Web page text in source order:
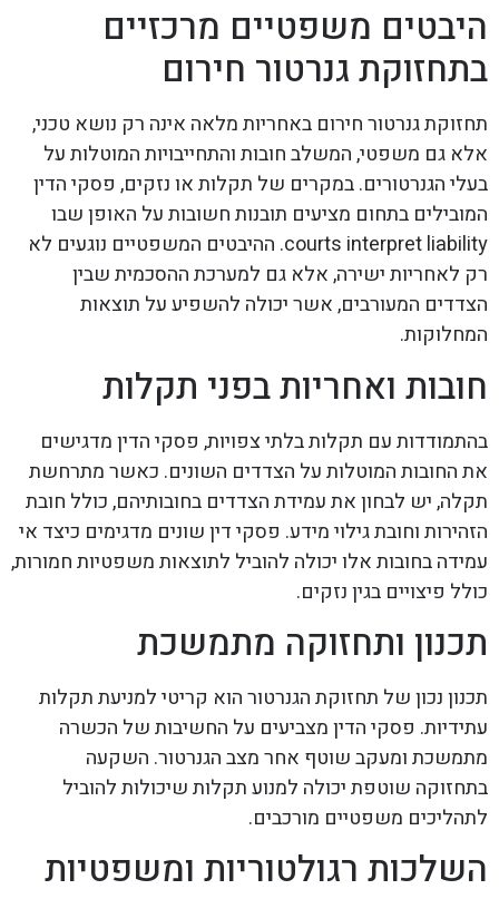
היבטים משפטיים מרכזיים
בתחזוקת גנרטור חירום
תחזוקת גנרטור חירום באחריות מלאה אינה רק נושא טכני,
אלא גם משפטי, המשלב חובות והתחייבויות המוטלות על
בעלי הגנרטורים. במקרים של תקלות או נזקים, פסקי הדין
המובילים בתחום מציעים תובנות חשובות על האופן שבו
courts interpret liability. ההיבטים המשפטיים נוגעים לא
רק לאחריות ישירה, אלא גם למערכת ההסכמית שבין
הצדדים המעורבים, אשר יכולה להשפיע על תוצאות
המחלוקות.
חובות ואחריות בפני תקלות
בהתמודדות עם תקלות בלתי צפויות, פסקי הדין מדגישים
את החובות המוטלות על הצדדים השונים. כאשר מתרחשת
תקלה, יש לבחון את עמידת הצדדים בחובותיהם, כולל חובת
הזהירות וחובת גילוי מידע. פסקי דין שונים מדגימים כיצד אי
עמידה בחובות אלו יכולה להוביל לתוצאות משפטיות חמורות,
כולל פיצויים בגין נזקים.
תכנון ותחזוקה מתמשכת
תכנון נכון של תחזוקת הגנרטור הוא קריטי למניעת תקלות
עתידיות. פסקי הדין מצביעים על החשיבות של הכשרה
מתמשכת ומעקב שוטף אחר מצב הגנרטור. השקעה
בתחזוקה שוטפת יכולה למנוע תקלות שיכולות להוביל
לתהליכים משפטיים מורכבים.
השלכות רגולטוריות ומשפטיות